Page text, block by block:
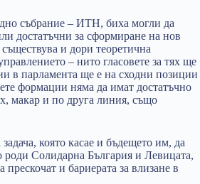
събрание – ИТН, биха могли да
достатъчни за сформиране на нов
и дори теоретична
– нито гласовете за тях ще
в парламента ще е на сходни позиции
формации няма да имат достатъчно
макар и по друга линия, също
която касае и бъдещето им, да
роди Солидарна България и Левицата,
и бариерата за влизане в